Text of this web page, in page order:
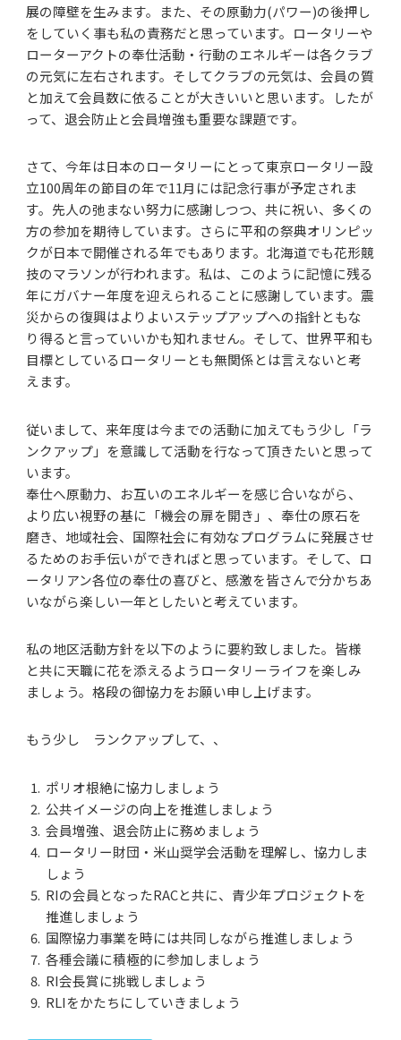
展の障壁を生みます。また、その原動力(パワー)の後押し
をしていく事も私の責務だと思っています。ロータリーや
ローターアクトの奉仕活動・行動のエネルギーは各クラブ
の元気に左右されます。そしてクラブの元気は、会員の質
と加えて会員数に依ることが大きいいと思います。したが
って、退会防止と会員増強も重要な課題です。
さて、今年は日本のロータリーにとって東京ロータリー設
立100周年の節目の年で11月には記念行事が予定されま
す。先人の弛まない努力に感謝しつつ、共に祝い、多くの
方の参加を期待しています。さらに平和の祭典オリンピッ
クが日本で開催される年でもあります。北海道でも花形競
技のマラソンが行われます。私は、このように記憶に残る
年にガバナー年度を迎えられることに感謝しています。震
災からの復興はよりよいステップアップへの指針ともな
り得ると言っていいかも知れません。そして、世界平和も
目標としているロータリーとも無関係とは言えないと考
えます。
従いまして、来年度は今までの活動に加えてもう少し「ラ
ンクアップ」を意識して活動を行なって頂きたいと思って
います。
奉仕へ原動力、お互いのエネルギーを感じ合いながら、
より広い視野の基に「機会の扉を開き」、奉仕の原石を
磨き、地域社会、国際社会に有効なプログラムに発展させ
るためのお手伝いができればと思っています。そして、ロ
ータリアン各位の奉仕の喜びと、感激を皆さんで分かちあ
いながら楽しい一年としたいと考えています。
私の地区活動方針を以下のように要約致しました。皆様
と共に天職に花を添えるようロータリーライフを楽しみ
ましょう。格段の御協力をお願い申し上げます。
もう少し ランクアップして、、
ポリオ根絶に協力しましょう
公共イメージの向上を推進しましょう
会員増強、退会防止に務めましょう
ロータリー財団・米山奨学会活動を理解し、協力しま
しょう
RIの会員となったRACと共に、青少年プロジェクトを
推進しましょう
国際協力事業を時には共同しながら推進しましょう
各種会議に積極的に参加しましょう
RI会長賞に挑戦しましょう
RLIをかたちにしていきましょう